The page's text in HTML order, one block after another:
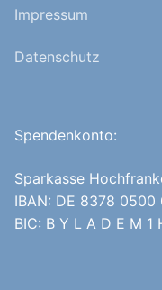
Impressum
Datenschutz
Spendenkonto:
Sparkasse
IBAN: DE 8378
BIC: B Y L A D E M 1